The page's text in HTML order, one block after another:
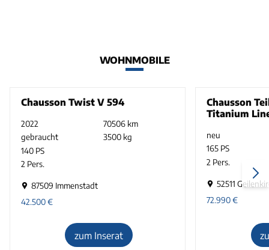
WOHNMOBILE
Chausson Twist V 594
2022
70506 km
gebraucht
3500 kg
140 PS
2 Pers.
87509 Immenstadt
42.500€
zum Inserat
Chausson
Titanium
neu
165 PS
2 Pers.
52511
72.990€